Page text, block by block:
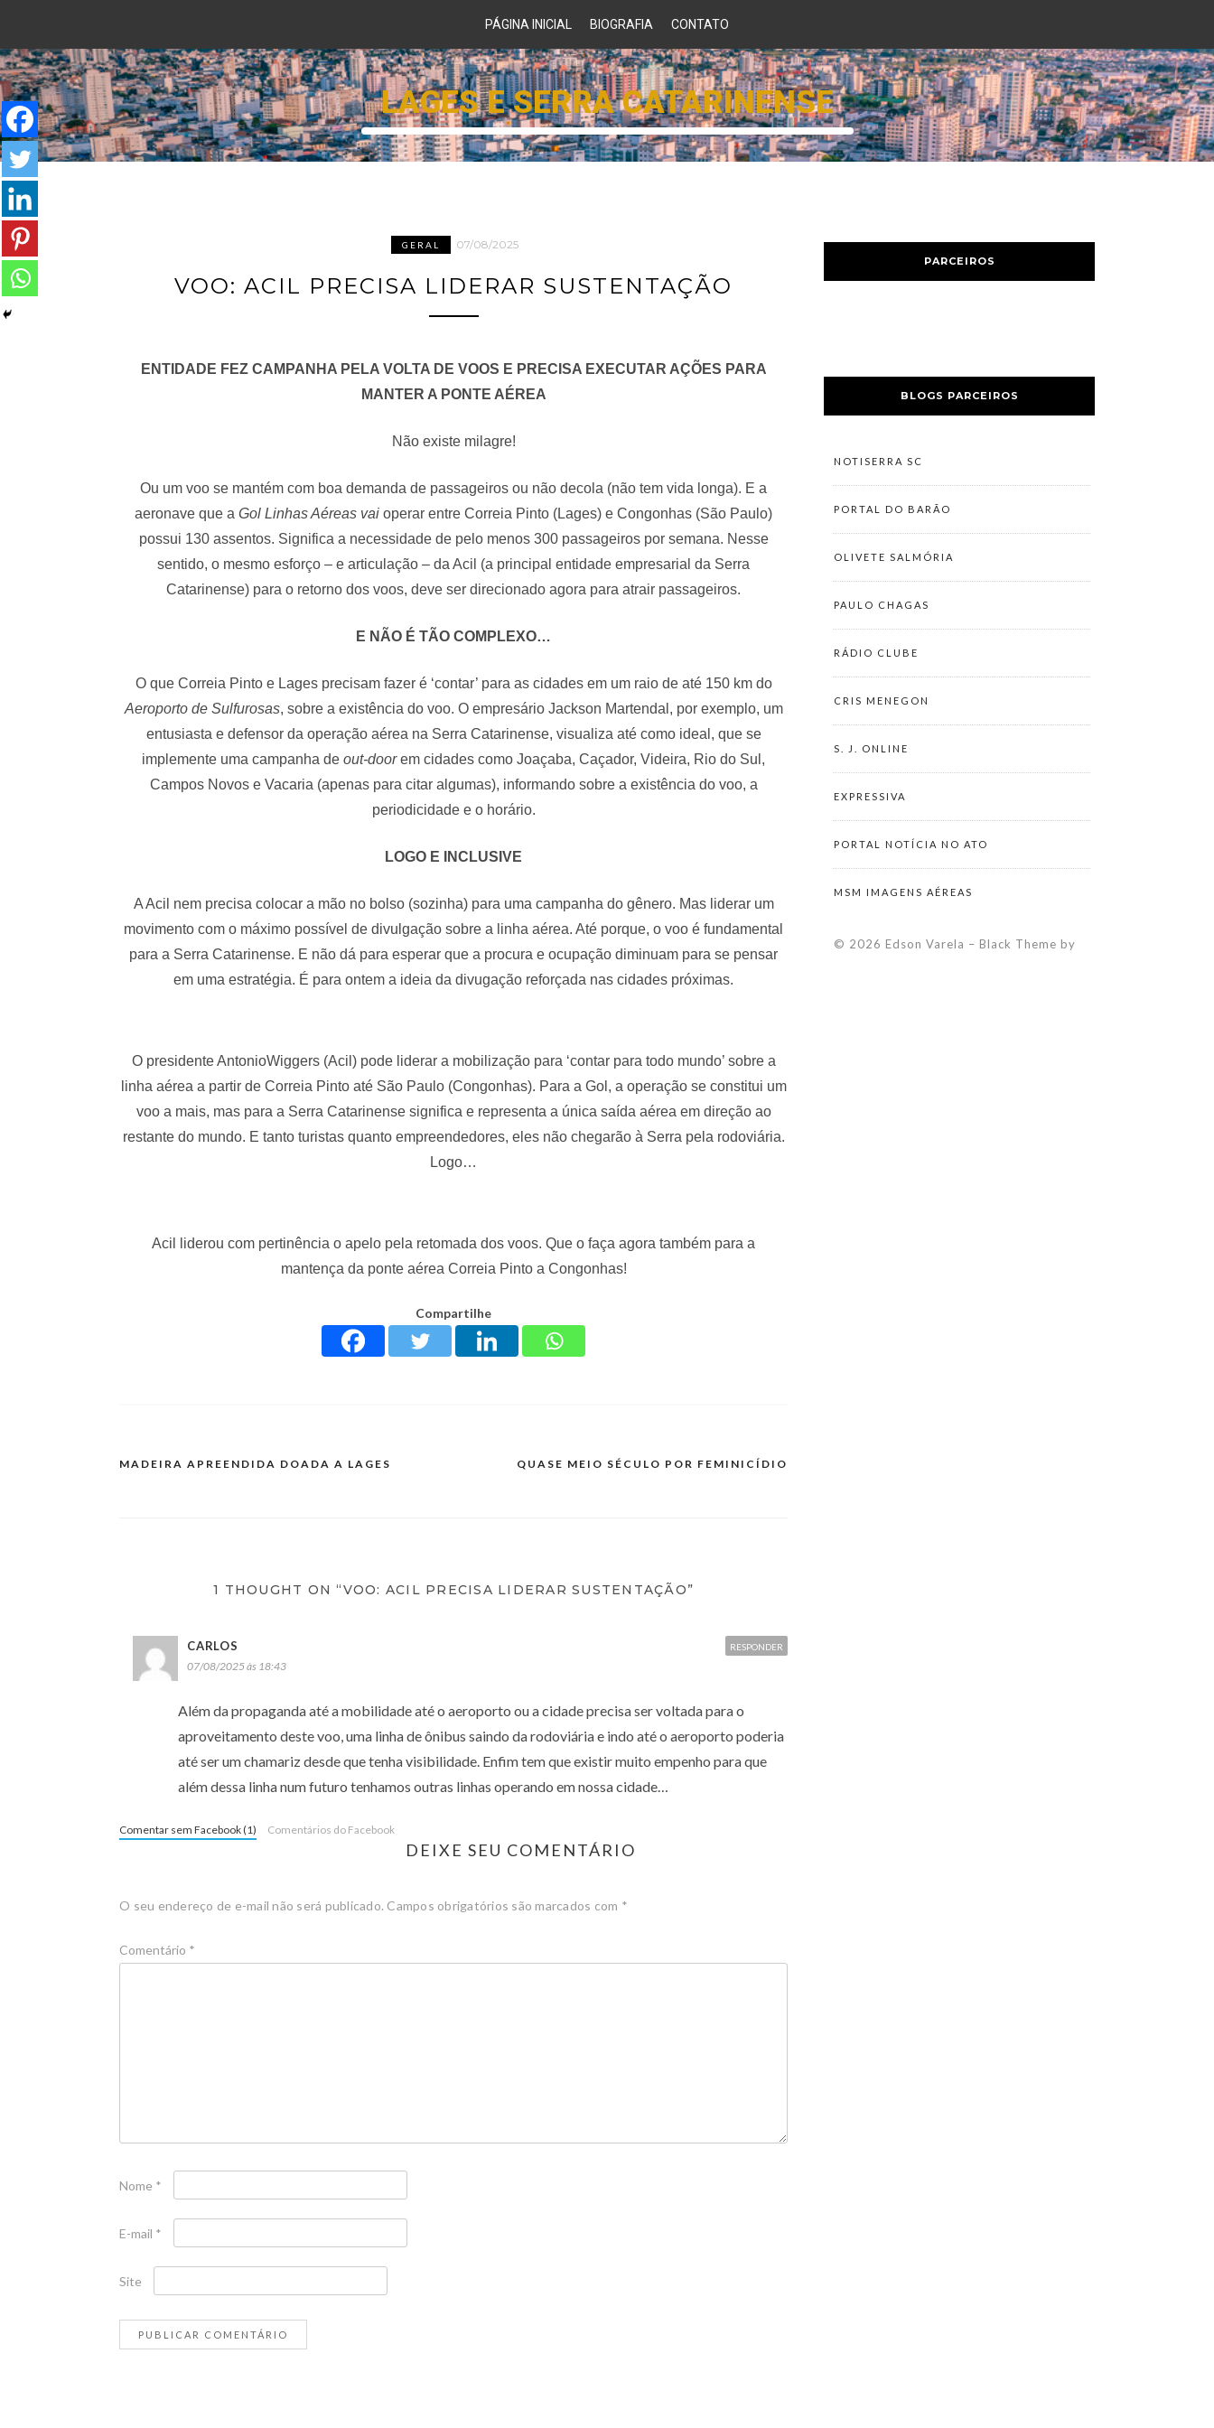
PÁGINA INICIAL BIOGRAFIA CONTATO
LAGES E SERRA CATARINENSE
GERAL 07/08/2025
VOO: ACIL PRECISA LIDERAR SUSTENTAÇÃO
ENTIDADE FEZ CAMPANHA PELA VOLTA DE VOOS E PRECISA EXECUTAR AÇÕES PARA
MANTER A PONTE AÉREA
Não existe milagre!
Ou um voo se mantém com boa demanda de passageiros ou não decola (não tem vida longa). E a
aeronave que a Gol Linhas Aéreas vai operar entre Correia Pinto (Lages) e Congonhas (São Paulo)
possui 130 assentos. Significa a necessidade de pelo menos 300 passageiros por semana. Nesse
sentido, o mesmo esforço – e articulação – da Acil (a principal entidade empresarial da Serra
Catarinense) para o retorno dos voos, deve ser direcionado agora para atrair passageiros.
E NÃO É TÃO COMPLEXO…
O que Correia Pinto e Lages precisam fazer é ‘contar’ para as cidades em um raio de até 150 km do
Aeroporto de Sulfurosas, sobre a existência do voo. O empresário Jackson Martendal, por exemplo, um
entusiasta e defensor da operação aérea na Serra Catarinense, visualiza até como ideal, que se
implemente uma campanha de out-doorem cidades como Joaçaba, Caçador, Videira, Rio do Sul,
Campos Novos e Vacaria (apenas para citar algumas), informando sobre a existência do voo, a
periodicidade e o horário.
LOGO E INCLUSIVE
A Acil nem precisa colocar a mão no bolso (sozinha) para uma campanha do gênero. Mas liderar um
movimento com o máximo possível de divulgação sobre a linha aérea. Até porque, o voo é fundamental
para a Serra Catarinense. E não dá para esperar que a procura e ocupação diminuam para se pensar
em uma estratégia. É para ontem a ideia da divugação reforçada nas cidades próximas.
O presidente AntonioWiggers (Acil) pode liderar a mobilização para ‘contar para todo mundo’ sobre a
linha aérea a partir de Correia Pinto até São Paulo (Congonhas). Para a Gol, a operação se constitui um
voo a mais, mas para a Serra Catarinense significa e representa a única saída aérea em direção ao
restante do mundo. E tanto turistas quanto empreendedores, eles não chegarão à Serra pela rodoviária.
Logo…
Acil liderou com pertinência o apelo pela retomada dos voos. Que o faça agora também para a
mantença da ponte aérea Correia Pinto a Congonhas!
Compartilhe
MADEIRA APREENDIDA DOADA A LAGES QUASE MEIO SÉCULO POR FEMINICÍDIO
1 THOUGHT ON “VOO: ACIL PRECISA LIDERAR SUSTENTAÇÃO”
CARLOS
07/08/2025 às 18:43
Além da propaganda até a mobilidade até o aeroporto ou a cidade precisa ser voltada para o
aproveitamento deste voo, uma linha de ônibus saindo da rodoviária e indo até o aeroporto poderia
até ser um chamariz desde que tenha visibilidade. Enfim tem que existir muito empenho para que
além dessa linha num futuro tenhamos outras linhas operando em nossa cidade…
RESPONDER
DEIXE SEU COMENTÁRIO
Comentar sem Facebook (1) Comentários do Facebook
O seu endereço de e-mail não será publicado. Campos obrigatórios são marcados com *
Comentário *
Nome *
E-mail *
Site
PARCEIROS
BLOGS PARCEIROS
NOTISERRA SC
PORTAL DO BARÃO
OLIVETE SALMÓRIA
PAULO CHAGAS
RÁDIO CLUBE
CRIS MENEGON
S. J. ONLINE
EXPRESSIVA
PORTAL NOTÍCIA NO ATO
MSM IMAGENS AÉREAS
© 2026 Edson Varela – Black Theme by